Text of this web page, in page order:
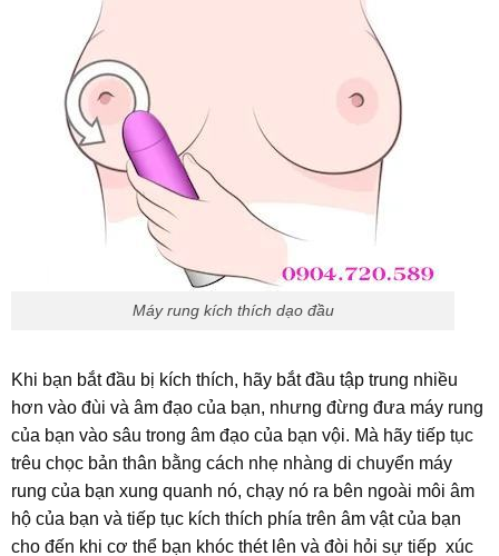
Máy rung kích thích dạo đầu
Khi bạn bắt đầu bị kích thích, hãy bắt đầu tập trung nhiều
hơn vào đùi và âm đạo của bạn, nhưng đừng đưa máy rung
của bạn vào sâu trong âm đạo của bạn vội. Mà hãy tiếp tục
trêu chọc bản thân bằng cách nhẹ nhàng di chuyển máy
rung của bạn xung quanh nó, chạy nó ra bên ngoài môi âm
hộ của bạn và tiếp tục kích thích phía trên âm vật của bạn
cho đến khi cơ thể bạn khóc thét lên và đòi hỏi sự tiếp xúc